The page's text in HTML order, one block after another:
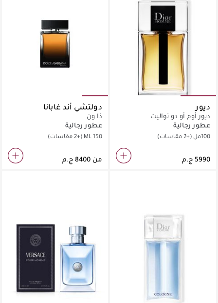
ديور
ديور أوم أو دو تواليت
عطور رجالية
100مل (+2 مقاسات)
دولتشي أند غابانا
ذا ون
عطور رجالية
150 ML (+2 مقاسات)
من